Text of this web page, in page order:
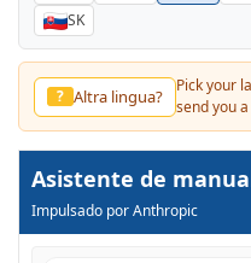
SK
? Altra lingua?
Pick your
send you
Asistente de
Impulsado por Anthropic